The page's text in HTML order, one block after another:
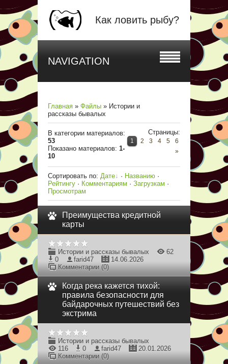
Как ловить рыбу?
NAVIGATION
Главная » Файлы » Истории и
рассказы бывалых
В категории материалов:
53
Показано материалов: 1-
10
Страницы:
1 2 3 4 5
6
»
Сортировать по: Дате · Названию ·
Рейтингу · Комментариям · Загрузкам ·
Просмотрам
Преимущества кредитной
карты
Истории и рассказы бывалых
62
0
farid47
14.06.2026
Комментарии (0)
Когда река кажется тихой:
правила безопасности для
байдарочных путешествий без
экстрима
Истории и рассказы бывалых
116
0 farid47
20.01.2026
Комментарии (0)